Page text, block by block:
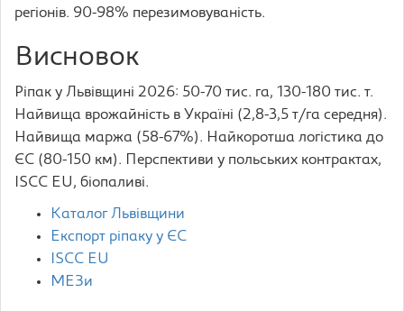
регіонів. 90-98% перезимовуваність.
Висновок
Ріпак у Львівщині 2026: 50-70 тис. га, 130-180 тис. т.
Найвища врожайність в Україні (2,8-3,5 т/га середня).
Найвища маржа (58-67%). Найкоротша логістика до
ЄС (80-150 км). Перспективи у польських контрактах,
ISCC EU, біопаливі.
Каталог Львівщини
Експорт ріпаку у ЄС
ISCC EU
МЕЗи